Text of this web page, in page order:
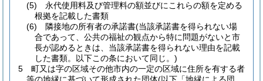
(5)
永代使用料及び管理料の額並びにこれらの額を定める
根拠を記載した書類
(6)
隣接地の所有者の承諾書(当該承諾書を得られない場
合であって、公共の福祉の観点から特に問題がないと市
長が認めるときは、当該承諾書を得られない理由を記載
した書類。以下この条において同じ。)
5
町又は字の区域その他市内の一定の区域に住所を有する者